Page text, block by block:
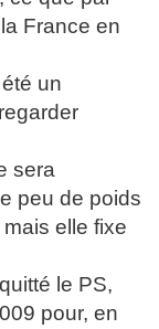
France en
un
sera
peu de poids
elle fixe
le PS,
pour, en